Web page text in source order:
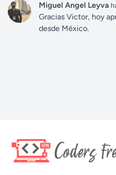
Miguel Angel Leyva
Gracias Victor, hoy
desde México.